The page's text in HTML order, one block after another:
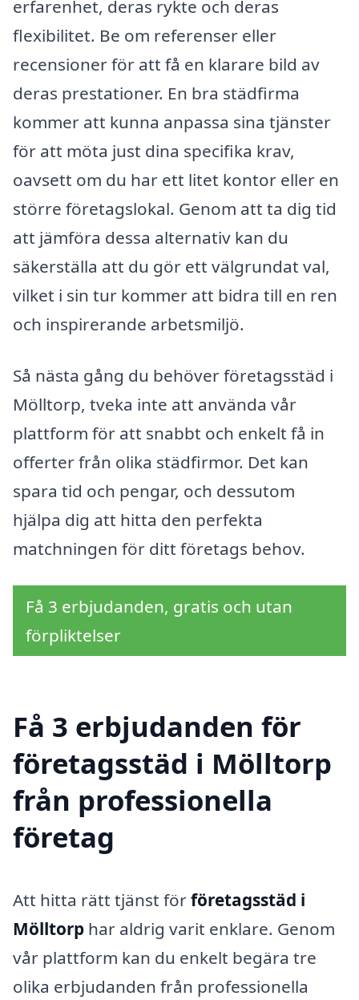
erfarenhet, deras rykte och deras
flexibilitet. Be om referenser eller
recensioner för att få en klarare bild av
deras prestationer. En bra städfirma
kommer att kunna anpassa sina tjänster
för att möta just dina specifika krav,
oavsett om du har ett litet kontor eller en
större företagslokal. Genom att ta dig tid
att jämföra dessa alternativ kan du
säkerställa att du gör ett välgrundat val,
vilket i sin tur kommer att bidra till en ren
och inspirerande arbetsmiljö.
Så nästa gång du behöver företagsstäd i
Mölltorp, tveka inte att använda vår
plattform för att snabbt och enkelt få in
offerter från olika städfirmor. Det kan
spara tid och pengar, och dessutom
hjälpa dig att hitta den perfekta
matchningen för ditt företags behov.
Få 3 erbjudanden, gratis och utan
förpliktelser
Få 3 erbjudanden för
företagsstäd i Mölltorp
från professionella
företag
Att hitta rätt tjänst förföretagsstäd i
Mölltorp har aldrig varit enklare. Genom
vår plattform kan du enkelt begära tre
olika erbjudanden från professionella